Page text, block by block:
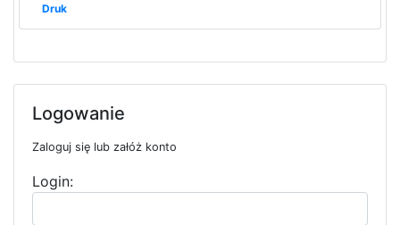
Druk
Logowanie
Zaloguj się lub załóż konto
Login: